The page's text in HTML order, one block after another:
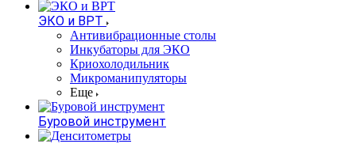
ЭКО и ВРТ
Антивибрационные столы
Инкубаторы для ЭКО
Криохолодильник
Микроманипуляторы
Еще
Буровой инструмент